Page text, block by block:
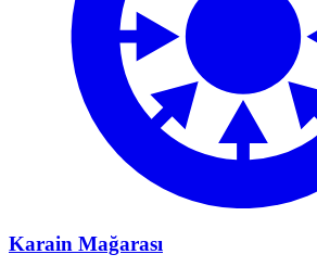
Karain Mağarası